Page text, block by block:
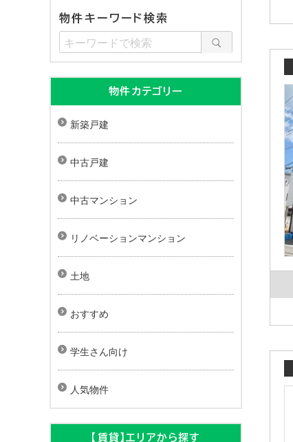
物件キーワード検索
物件カテゴリー
新築戸建
中古戸建
中古マンション
リノベーションマンション
土地
おすすめ
学生さん向け
人気物件
【賃貸】エリアから探す